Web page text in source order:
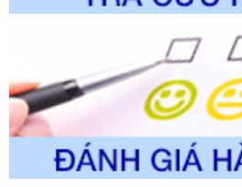
Số kí hiệu:2310/QĐ-UBND
Tên: Về việc công bố Danh mục
đổi, bổ sung và phê duyệt Quy
trong giải quyết thủtục hành chính
thuộc phạm vi giải quyết của Sở
trường
Ngày ban hành: 01/06/2026
Số kí hiệu:2300/QĐ-UBND
Tên: V/v công bố danh mục thủ tục